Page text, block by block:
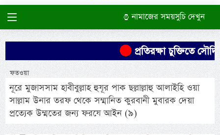
নামাজের সময়সুচি দেখুন
প্রতিরক্ষা চুক্তিতে
ফতওয়া
নূরে মুজাসসাম হাবীবুল্লাহ হুযূর পাক ছল্লাল্লাহু আলাইহি ওয়া
সাল্লাম উনার তরফ থেকে সম্মানিত কুরবানী মুবারক দেয়া
প্রত্যেক উম্মতের জন্য ফরযে আইন (৯)